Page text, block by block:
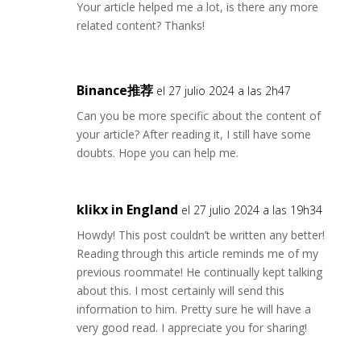
Your article helped me a lot, is there any more
related content? Thanks!
Binance推荐 el 27 julio 2024 a las 2h47
Can you be more specific about the content of
your article? After reading it, I still have some
doubts. Hope you can help me.
klikx in England el 27 julio 2024 a las 19h34
Howdy! This post couldn’t be written any better!
Reading through this article reminds me of my
previous roommate! He continually kept talking
about this. I most certainly will send this
information to him. Pretty sure he will have a
very good read. I appreciate you for sharing!